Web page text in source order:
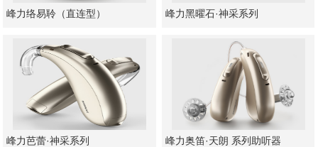
峰力络易聆（直连型） 峰力黑曜石·神采系列
峰力芭蕾·神采系列 峰力奥笛·天朗 系列助听器